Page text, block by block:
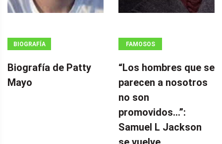
BIOGRAFÍA
Biografía de Patty
Mayo
FAMOSOS
“Los hombres que se
parecen a nosotros
no son
promovidos…”:
Samuel L Jackson